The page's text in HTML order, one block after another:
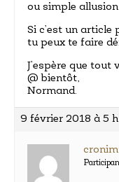
ou simple
Si c’est un article
tu peux te faire
J’espère que
@ bientôt,
Normand.
9 février 2018 à 5